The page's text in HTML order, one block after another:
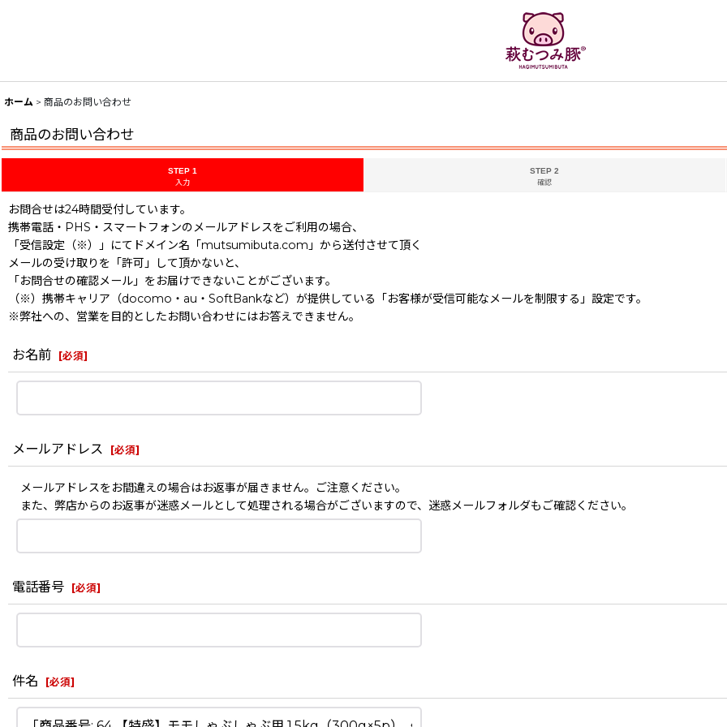
ホーム > 商品のお問い合わせ
商品のお問い合わせ
STEP 1
入力
STEP 2
確認
お問合せは24時間受付しています。
携帯電話・PHS・スマートフォンのメールアドレスをご利用の場合、
「受信設定（※）」にてドメイン名「mutsumibuta.com」から送付させて頂く
メールの受け取りを「許可」して頂かないと、
「お問合せの確認メール」をお届けできないことがございます。
（※）携帯キャリア（docomo・au・SoftBankなど）が提供している「お客様が受信可能なメールを制限する」設定です。
※弊社への、営業を目的としたお問い合わせにはお答えできません。
お名前 [必須]
メールアドレス [必須]
メールアドレスをお間違えの場合はお返事が届きません。ご注意ください。
また、弊店からのお返事が迷惑メールとして処理される場合がございますので、迷惑メールフォルダもご確認ください。
電話番号 [必須]
件名 [必須]